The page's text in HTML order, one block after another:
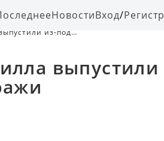
НовостиВход/
из-под
выпустили